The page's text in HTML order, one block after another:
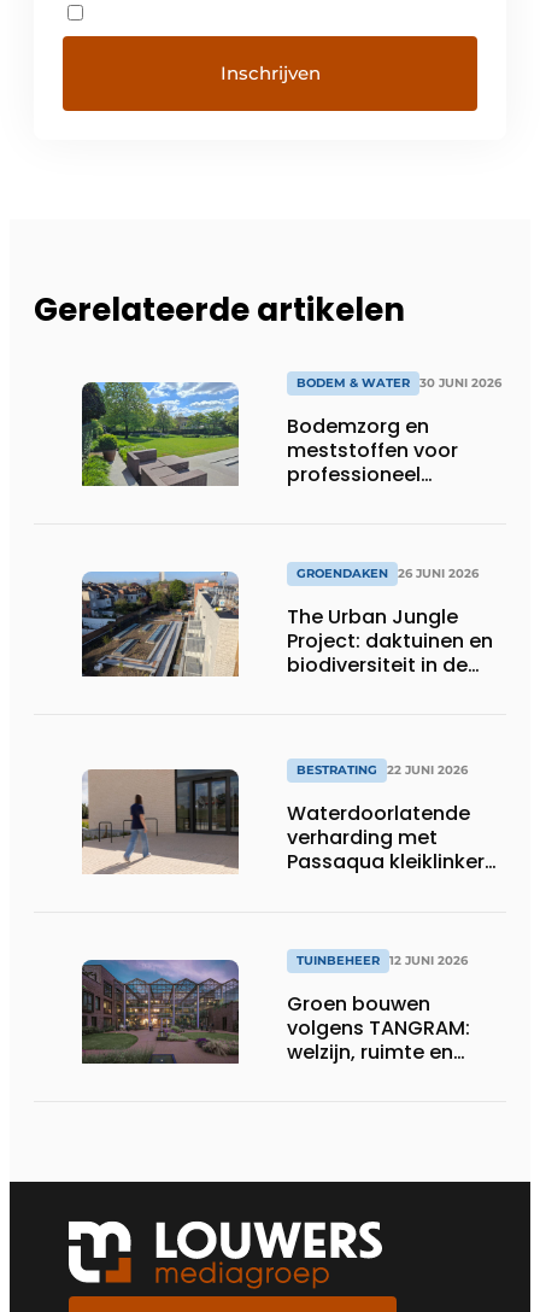
Gerelateerde artikelen
BODEM & WATER 30 JUNI 2026
Bodemzorg en
meststoffen voor
professioneel
GROENDAKEN 26 JUNI 2026
The Urban Jungle
Project: daktuinen en
biodiversiteit in de
BESTRATING 22 JUNI 2026
Waterdoorlatende
verharding met
Passaqua kleiklinkers:
TUINBEHEER 12 JUNI 2026
Groen bouwen
volgens TANGRAM:
welzijn, ruimte en